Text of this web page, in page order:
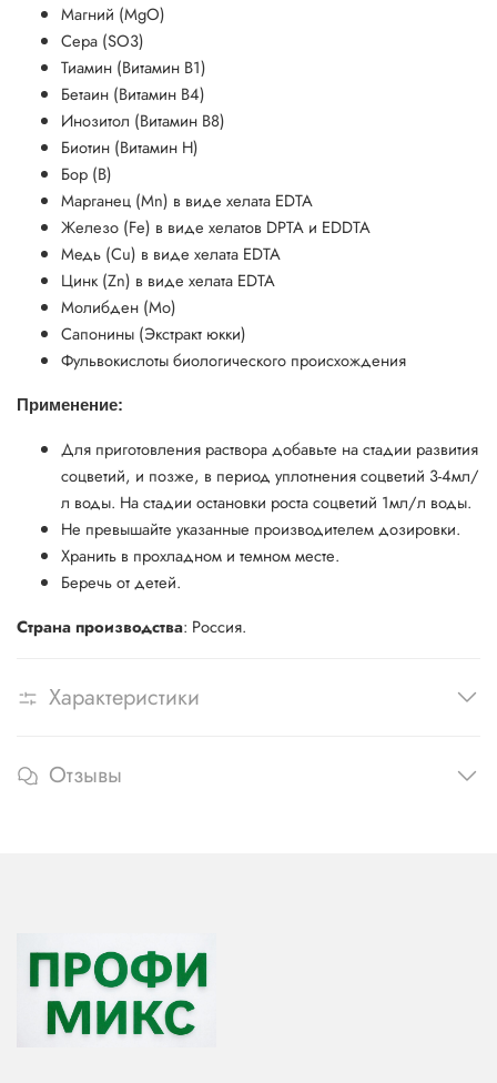
Магний (MgO)
Сера (SO3)
Тиамин (Витамин В1)
Бетаин (Витамин В4)
Инозитол (Витамин В8)
Биотин (Витамин Н)
Бор (В)
Марганец (Mn) в виде хелата EDTA
Железо (Fe) в виде хелатов DPTA и EDDTA
Медь (Cu) в виде хелата EDTA
Цинк (Zn) в виде хелата EDTA
Молибден (Мо)
Сапонины (Экстракт юкки)
Фульвокислоты биологического происхождения
Применение:
Для приготовления раствора добавьте на стадии развития
соцветий, и позже, в период уплотнения соцветий 3-4мл/
л воды. На стадии остановки роста соцветий 1мл/л воды.
Не превышайте указанные производителем дозировки.
Хранить в прохладном и темном месте.
Беречь от детей.
Страна производства: Россия.
Характеристики
Отзывы